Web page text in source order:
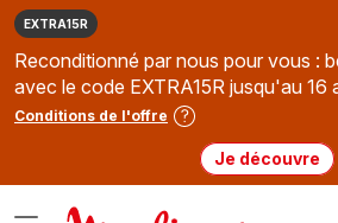
EXTRA15R
Reconditionné par nous pour vous :
avec le code EXTRA15R jusqu'au 16
Conditions de l'offre
Je découvre